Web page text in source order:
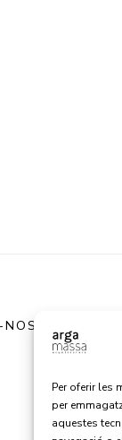
Per oferir les
per
aquestes